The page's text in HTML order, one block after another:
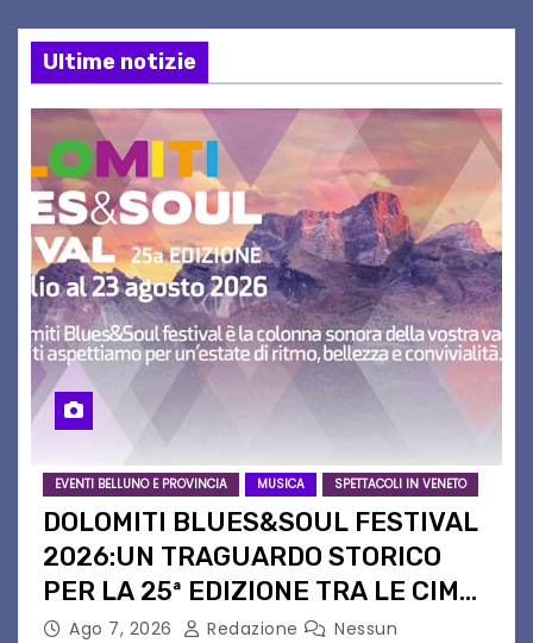
Ultime notizie
EVENTI BELLUNO E PROVINCIA MUSICA SPETTACOLI IN VENETO
DOLOMITI BLUES&SOUL FESTIVAL
2026:UN TRAGUARDO STORICO
PER LA 25ª EDIZIONE TRA LE CIME
PATRIMONIO UNESCO
Ago 7, 2026 Redazione
Nessun